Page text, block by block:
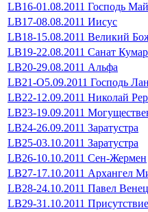
LB16-01.08.2011 Господь
LB17-08.08.2011 Иисус
LB18-15.08.2011 Великий
LB19-22.08.2011 Санат
LB20-29.08.2011 Альфа
LB21-О5.09.2011 Господь
LB22-12.09.2011 Николай
LB23-19.09.2011
LB24-26.09.2011 Заратустра
LB25-03.10.2011 Заратустра
LB26-10.10.2011 Сен-Жермен
LB27-17.10.2011 Архангел
LB28-24.10.2011 Павел
LB29-31.10.2011